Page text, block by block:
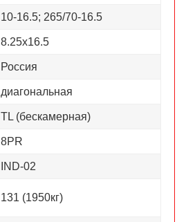
10-16.5; 265/70-16.5
8.25х16.5
Россия
диагональная
TL (бескамерная)
8PR
IND-02
131 (1950кг)